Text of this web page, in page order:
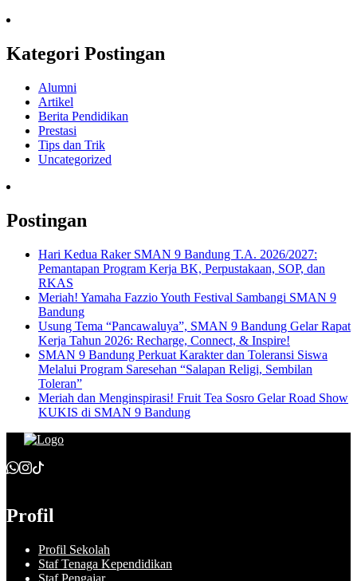
Kategori Postingan
Alumni
Artikel
Berita Pendidikan
Prestasi
Tips dan Trik
Uncategorized
Postingan
Hari Kedua Raker SMAN 9 Bandung T.A. 2026/2027:
Pemantapan Program Kerja BK, Perpustakaan, SOP, dan
RKAS
Meriah! Yamaha Fazzio Youth Festival Sambangi SMAN 9
Bandung
Usung Tema “Pancawaluya”, SMAN 9 Bandung Gelar Rapat
Kerja Tahun 2026: Recharge, Connect, & Inspire!
SMAN 9 Bandung Perkuat Karakter dan Toleransi Siswa
Melalui Program Saresehan “Salapan Religi, Sembilan
Toleran”
Meriah dan Menginspirasi! Fruit Tea Sosro Gelar Road Show
KUKIS di SMAN 9 Bandung
Profil
Profil Sekolah
Staf Tenaga Kependidikan